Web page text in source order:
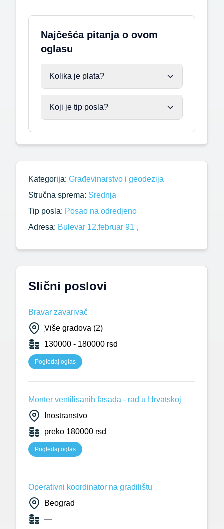
Najčešća pitanja o ovom
oglasu
Kolika je plata?
Koji je tip posla?
Slični poslovi
Bravar zavarivač
Više gradova (2)
130000 - 180000 rsd
Pogledaj oglas
Monter ventilisanih fasada - rad u Hrvatskoj
Inostranstvo
preko 180000 rsd
Pogledaj oglas
Operativni koordinator na gradilištu
Beograd
—
Kategorija: Građevinarstvo i geodezija
Stručna sprema: Srednja
Tip posla: Posao na odredjeno
Adresa: Bulevar 12.februar 91 ,